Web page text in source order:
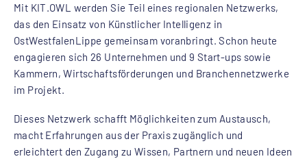
Mit KIT.OWL werden Sie Teil eines regionalen Netzwerks,
das den Einsatz von Künstlicher Intelligenz in
OstWestfalenLippe gemeinsam voranbringt. Schon heute
engagieren sich 26 Unternehmen und 9 Start-ups sowie
Kammern, Wirtschaftsförderungen und Branchennetzwerke
im Projekt.
Dieses Netzwerk schafft Möglichkeiten zum Austausch,
macht Erfahrungen aus der Praxis zugänglich und
erleichtert den Zugang zu Wissen, Partnern und neuen Ideen